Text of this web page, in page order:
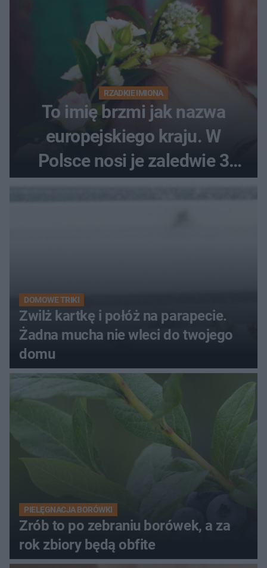
RZADKIE IMIONA
To imię brzmi jak nazwa
europejskiego kraju. W
Polsce nosi je zaledwie 3
kobiety
DOMOWE TRIKI
Zwilż kartkę i połóż na parapecie.
Żadna mucha nie wleci do twojego
domu
PIELĘGNACJA BORÓWKI
Zrób to po zebraniu borówek, a za
rok zbiory będą obfite